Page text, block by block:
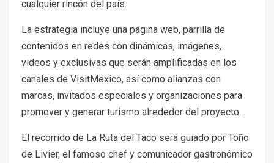
cualquier rincón del país.
La estrategia incluye una página web, parrilla de
contenidos en redes con dinámicas, imágenes,
videos y exclusivas que serán amplificadas en los
canales de VisitMexico, así como alianzas con
marcas, invitados especiales y organizaciones para
promover y generar turismo alrededor del proyecto.
El recorrido de La Ruta del Taco será guiado por Toño
de Livier, el famoso chef y comunicador gastronómico